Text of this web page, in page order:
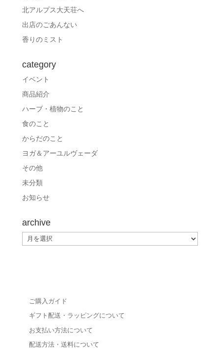
北アルプス大天荘へ
出店のごあんない
香りのミスト
category
イベント
商品紹介
ハーブ・植物のこと
食のこと
からだのこと
ヨガ＆アーユルヴェーダ
その他
未分類
お知らせ
archive
archive
ご購入ガイド
ギフト配送・ラッピングについて
お支払い方法について
配送方法・送料について